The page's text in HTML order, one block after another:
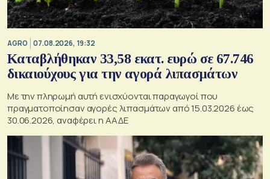
AGRO 07.08.2026, 19:32
Καταβλήθηκαν 33,58 εκατ. ευρώ σε 67.746
δικαιούχους για την αγορά λιπασμάτων
Με την πληρωμή αυτή ενισχύονται παραγωγοί που
πραγματοποίησαν αγορές λιπασμάτων από 15.03.2026 έως
30.06.2026, αναφέρει η ΑΑΔΕ